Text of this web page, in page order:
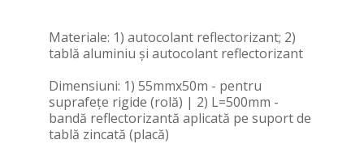
Materiale: 1) autocolant reflectorizant; 2)
tablă aluminiu și autocolant reflectorizant
Dimensiuni: 1) 55mmx50m - pentru
suprafețe rigide (rolă) | 2) L=500mm -
bandă reflectorizantă aplicată pe suport de
tablă zincată (placă)